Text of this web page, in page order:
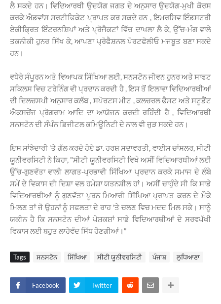
ਲੈ ਸਕਦੇ ਹਨ। ਵਿਦਿਆਰਥੀ ਉਦਯੋਗ ਜਗਤ ਦੇ ਅਨੁਸਾਰ ਉਦਯੋਗ-ਮੁਖੀ ਕੋਰਸ
ਕਰਕੇ ਐਡਵਾਂਸ ਸਰਟੀਫਿਕੇਟ ਪ੍ਰਾਪਤ ਕਰ ਸਕਦੇ ਹਨ , ਇਮਰਸਿਵ ਇੰਡਸਟਰੀ
ਏਕੀਕ੍ਰਿਤ ਇੰਟਰਨਸ਼ਿਪਾਂ ਅਤੇ ਪ੍ਰੋਜੈਕਟਾਂ ਵਿੱਚ ਦਾਖਲਾ ਲੈ ਕੇ, ਉੱਚ-ਮੰਗ ਵਾਲੇ
ਤਕਨੀਕੀ ਹੁਨਰ ਸਿੱਖ ਕੇ, ਆਪਣਾ ਪ੍ਰੋਫੈਸ਼ਨਲ ਪੋਰਟਫੋਲੀਓ ਮਜਬੂਤ ਬਣਾ ਸਕਦੇ
ਹਨ।
ਵਧੇਰੇ ਸੰਪੂਰਨ ਅਤੇ ਵਿਆਪਕ ਸਿੱਖਿਆ ਲਈ, ਸਨਸਟੋਨ ਜੀਵਨ ਹੁਨਰ ਅਤੇ ਸਾਫਟ
ਸਕਿਲਸ ਵਿਚ ਟਰੇਨਿੰਗ ਵੀ ਪ੍ਰਦਾਨ ਕਰਦੀ ਹੈ , ਇਸ ਤੋਂ ਇਲਾਵਾ ਵਿਦਿਆਰਥੀਆਂ
ਦੀ ਦਿਲਚਸਪੀ ਅਨੁਸਾਰ ਕਲੱਬ , ਸਪੋਰਟਸ ਮੀਟ , ਕਲਚਰਲ ਫੈਸਟ ਅਤੇ ਸਟੂਡੈਂਟ
ਐਕਸਚੇਂਜ ਪ੍ਰੋਗਰਾਮ ਆਦਿ ਦਾ ਆਯੋਜਨ ਕਰਦੀ ਰਹਿੰਦੀ ਹੈ , ਵਿਦਿਆਰਥੀ
ਸਨਸਟੋਨ ਦੀ ਸੰਪੰਨ ਡਿਜੀਟਲ ਕਮਿਊਨਿਟੀ ਦੇ ਨਾਲ ਵੀ ਜੁੜ ਸਕਦੇ ਹਨ।
ਇਸ ਸਾਂਝੇਦਾਰੀ 'ਤੇ ਗੱਲ ਕਰਦੇ ਹੋਏ ਡਾ. ਹਰਸ਼ ਸਦਾਵਰਤੀ, ਵਾਈਸ ਚਾਂਸਲਰ, ਸੀਟੀ
ਯੂਨੀਵਰਸਿਟੀ ਨੇ ਕਿਹਾ, "ਸੀਟੀ ਯੂਨੀਵਰਸਿਟੀ ਵਿਖੇ ਅਸੀਂ ਵਿਦਿਆਰਥੀਆਂ ਲਈ
ਉੱਚ-ਗੁਣਵੱਤਾ ਵਾਲੀ ਲਾਗਤ-ਪ੍ਰਭਾਵੀ ਸਿੱਖਿਆ ਪ੍ਰਦਾਨ ਕਰਕੇ ਸਮਾਜ ਦੇ ਲੰਬੇ
ਸਮੇਂ ਦੇ ਵਿਕਾਸ ਦੀ ਦਿਸ਼ਾ ਵਲ ਹਮੇਸ਼ਾ ਯਤਨਸ਼ੀਲ ਹਾਂ। ਅਸੀਂ ਚਾਹੁੰਦੇ ਸੀ ਕਿ ਸਾਡੇ
ਵਿਦਿਆਰਥੀਆਂ ਨੂੰ ਗੁਣਵੱਤਾ ਪੂਰਨ ਮਿਆਰੀ ਸਿੱਖਿਆ ਪ੍ਰਾਪਤ ਕਰਨ ਦੇ ਮੌਕੇ
ਮਿਲਣ ਤਾਂ ਜੋ ਉਹਨਾਂ ਨੂੰ ਸਫਲਤਾ ਦੇ ਰਾਹ 'ਤੇ ਚਲਣ ਵਿਚ ਮਦਦ ਮਿਲ ਸਕੇ। ਸਾਨੂੰ
ਯਕੀਨ ਹੈ ਕਿ ਸਨਸਟੋਨ ਦੀਆਂ ਪੇਸ਼ਕਸ਼ਾਂ ਸਾਡੇ ਵਿਦਿਆਰਥੀਆਂ ਦੇ ਸਰਵਪੱਖੀ
ਵਿਕਾਸ ਲਈ ਬਹੁਤ ਲਾਹੇਵੰਦ ਸਿੱਧ ਹੋਣਗੀਆਂ।”
Tags ਸਨਸਟੋਨ ਸਿੱਖਿਆ ਸੀਟੀ ਯੂਨੀਵਰਸਿਟੀ ਪੰਜਾਬ ਲੁਧਿਆਣਾ
Facebook Twitter